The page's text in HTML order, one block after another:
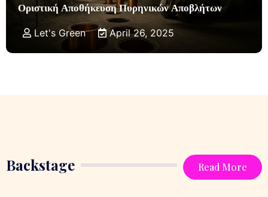
Οριστική Αποθήκευση Πυρηνικών Αποβλήτων
Let's Green April 26, 2025
Backstage Read More